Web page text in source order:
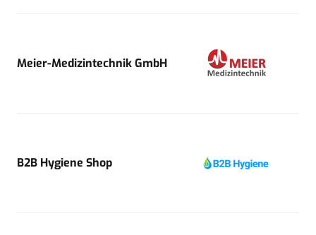
Meier-Medizintechnik GmbH
B2B Hygiene Shop